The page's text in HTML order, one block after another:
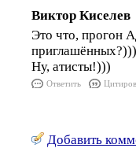
Виктор Киселев
Это что, прогон
приглашённых?)))
Ну, атисты!)))
Ответить
Добавить